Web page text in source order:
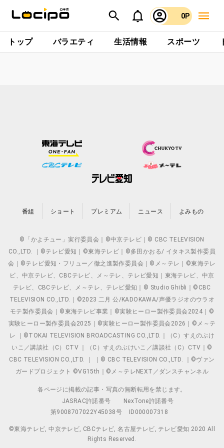
0P
トップ バラエティ 生活情報 スポーツ
番組 ショート プレミアム ニュース よみもの
©「かよチュー」実行委員会｜©中京テレビ｜© CBC TELEVISION
CO.,LTD. ｜©テレビ愛知｜©東海テレビ｜©多田かおる/ イタキス製作委員
会｜©テレビ愛知・フリュー／徹之進製作委員会｜©メ～テレ｜©東海テレ
ビ、中京テレビ、CBCテレビ、メ～テレ、テレビ愛知｜東海テレビ、中京
テレビ、CBCテレビ、メ～テレ、テレビ愛知｜© Studio Ghibli｜©CBC
TELEVISION CO.,LTD.｜©2023 二月 公/KADOKAWA/声優ラジオのウラオ
モテ製作委員会｜©東海テレビ事業｜©実験ヒーロー製作委員会2024｜©
実験ヒーロー製作委員会2025｜©実験ヒーロー製作委員会2026｜©メ～テ
レ ｜©TOKAI TELEVISION BROADCASTING CO.,LTD.｜（C）すえのぶけ
いこ／講談社（C）CTV ｜（C）すえのぶけいこ／講談社（C）CTV｜©
CBC TELEVISION CO.,LTD. ｜ ｜© CBC TELEVISION CO.,LTD. ｜©ヴァン
ガードプロジェクト ©VG15th｜©メ～テレNEXT／ダンスチャンネル
各ページに掲載の記事・写真の無断転用を禁じます。
JASRAC許諾番号
NexTone許諾番号
第9008707022Y45038号
ID000007318
©東海テレビ, 中京テレビ, CBCテレビ, 名古屋テレビ, テレビ愛知 2020 All
Rights Reserved.